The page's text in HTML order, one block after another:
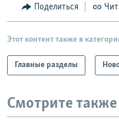
Все сайты РСЕ/РС
Поделиться
Этот контент также в
Главные разделы
Смотрите также